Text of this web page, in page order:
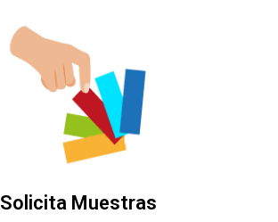
Solicita Muestras